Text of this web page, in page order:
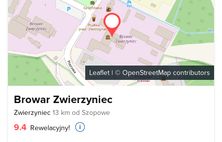
Leaflet | © OpenStreetMap contributors
Browar Zwierzyniec
Zwierzyniec 13 km od Szopowe
9.4 Rewelacyjny!